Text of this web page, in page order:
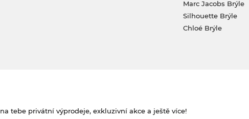
Marc Jacobs Brýle
Silhouette Brýle
Chloé Brýle
tebe privátní výprodeje, exkluzivní akce a ještě více!